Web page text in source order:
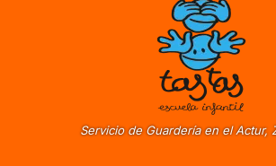
Servicio de Guardería en el Actur,